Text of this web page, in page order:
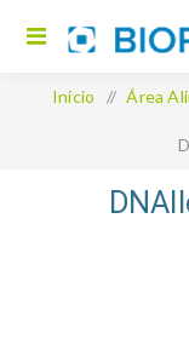
Início / Área